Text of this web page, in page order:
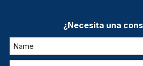
¿Necesita una